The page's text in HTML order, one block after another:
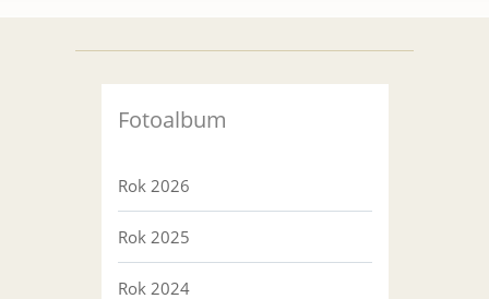
Fotoalbum
Rok 2026
Rok 2025
Rok 2024